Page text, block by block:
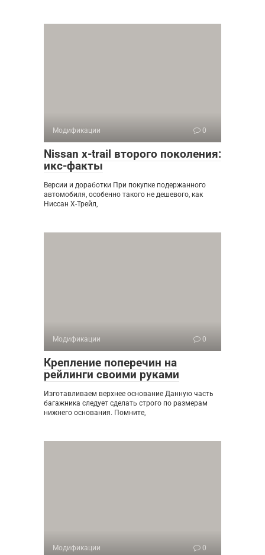
Модификации 0
Nissan x-trail второго поколения:
икс-факты
Версии и доработки При покупке подержанного
автомобиля, особенно такого не дешевого, как
Ниссан Х-Трейл,
Модификации 0
Крепление поперечин на
рейлинги своими руками
Изготавливаем верхнее основание Данную часть
багажника следует сделать строго по размерам
нижнего основания. Помните,
Модификации 0